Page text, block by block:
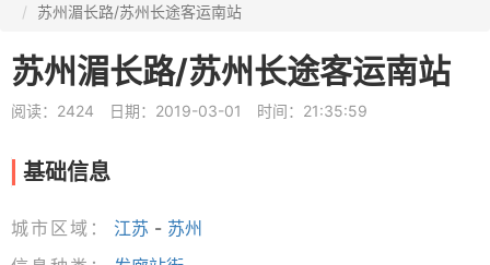
苏州湄长路/苏州长途客运南站
苏州湄长路/苏州长途客运南站
阅读：2424 日期：2019-03-01 时间：21:35:59
基础信息
城市区域： 江苏 - 苏州